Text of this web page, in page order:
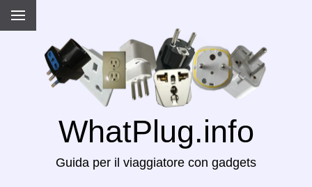
WhatPlug.info
Guida per il viaggiatore con gadgets